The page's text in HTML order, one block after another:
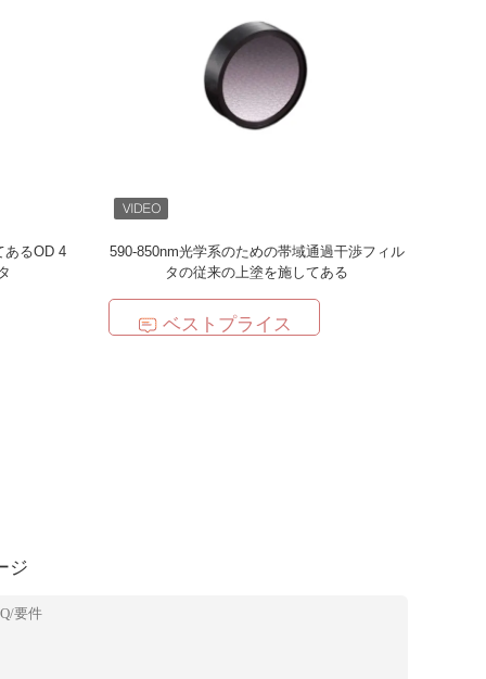
あるOD 4
590-850nm光学系のための帯域通過干渉フィル
タの従来の上塗を施してある
ベストプライス
ジ